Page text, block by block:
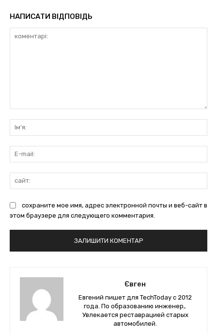
НАПИСАТИ ВІДПОВІДЬ
сохраните мое имя, адрес электронной почты и веб-сайт в
этом браузере для следующего комментария.
Євген
Евгений пишет для TechToday с 2012
года. По образованию инженер,.
Увлекается реставрацией старых
автомобилей.